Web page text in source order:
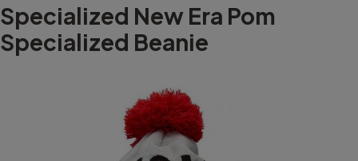
Specialized New Era Pom
Specialized Beanie